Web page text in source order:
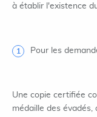
à établir l'existence
Pour les
Une copie certifiée
médaille des évadés,